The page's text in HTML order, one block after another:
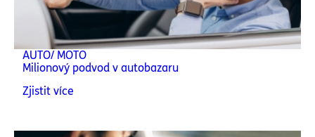
AUTO/ MOTO
Milionový podvod v autobazaru
Zjistit více